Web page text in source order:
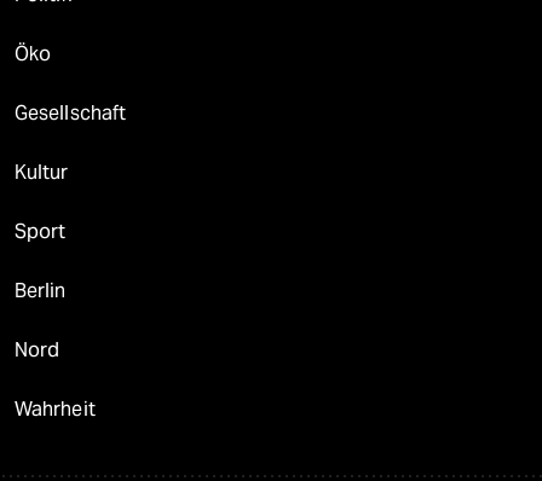
Öko
Gesellschaft
Kultur
Sport
Berlin
Nord
Wahrheit